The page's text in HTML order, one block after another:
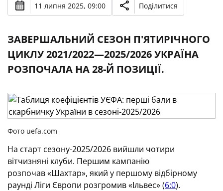
11 липня 2025, 09:00 Поділитися
ЗАВЕРШАЛЬНИЙ СЕЗОН П'ЯТИРІЧНОГО
ЦИКЛУ 2021/2022—2025/2026 УКРАЇНА
РОЗПОЧАЛА НА 28-Й ПОЗИЦІЇ.
Фото uefa.com
На старт сезону-2025/2026 вийшли чотири
вітчизняні клуби. Першим кампанію
розпочав «Шахтар», який у першому відбірному
раунді Ліги Європи розгромив «Ільвес» (6:0).